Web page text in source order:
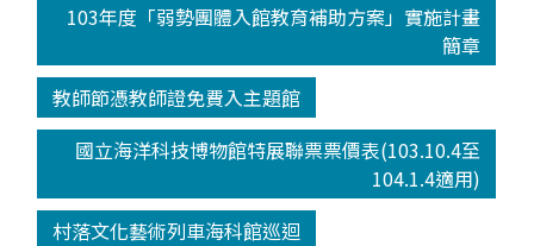
103年度「弱勢團體入館教育補助方案」實施計畫
簡章
教師節憑教師證免費入主題館
國立海洋科技博物館特展聯票票價表(103.10.4至
104.1.4適用)
村落文化藝術列車海科館巡迴